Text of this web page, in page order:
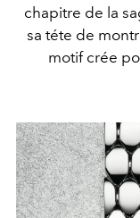
chapitre de la
sa téte de
motif crée